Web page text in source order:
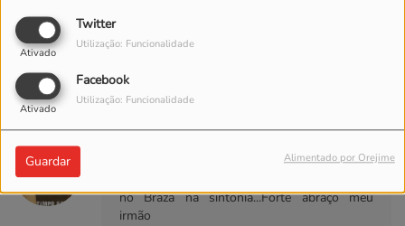
Twitter
Ativado
Utilização: Funcionalidade
Facebook
Ativado
Utilização: Funcionalidade
Guardar Alimentado por Orejime
INICIAR SESSÃO
no Braza na sintonia...Forte abraço meu
irmão